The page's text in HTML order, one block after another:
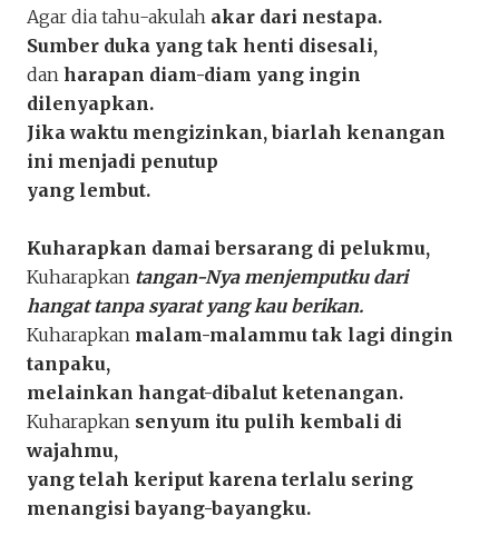
Agar dia tahu-akulah akar dari nestapa.
Sumber duka yang tak henti disesali,
dan harapan diam-diam yang ingin
dilenyapkan.
Jika waktu mengizinkan, biarlah kenangan
ini menjadi penutup
yang lembut.
Kuharapkan damai bersarang di pelukmu,
Kuharapkan tangan-Nya menjemputku dari
hangat tanpa syarat yang kau berikan.
Kuharapkan malam-malammu tak lagi dingin
tanpaku,
melainkan hangat-dibalut ketenangan.
Kuharapkan senyum itu pulih kembali di
wajahmu,
yang telah keriput karena terlalu sering
menangisi bayang-bayangku.
Keluar Unduh